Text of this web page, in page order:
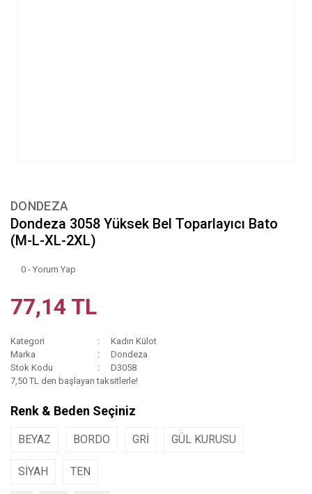
DONDEZA
Dondeza 3058 Yüksek Bel Toparlayıcı Bato
(M-L-XL-2XL)
0 - Yorum Yap
77,14 TL
Kategori
Kadın Külot
Marka
Dondeza
Stok Kodu
D3058
7,50 TL den başlayan taksitlerle!
Renk & Beden Seçiniz
BEYAZ BORDO GRİ GÜL KURUSU
SİYAH TEN